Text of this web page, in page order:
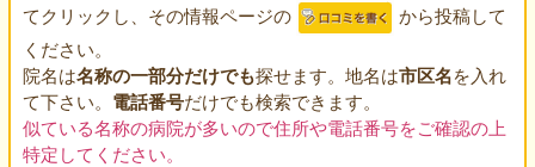
てクリックし、その情報ページの
から投稿して
ください。
院名は名称の一部分だけでも探せます。地名は市区名を入れ
て下さい。 電話番号だけでも検索できます。
似ている名称の病院が多いので住所や電話番号をご確認の上
特定してください。